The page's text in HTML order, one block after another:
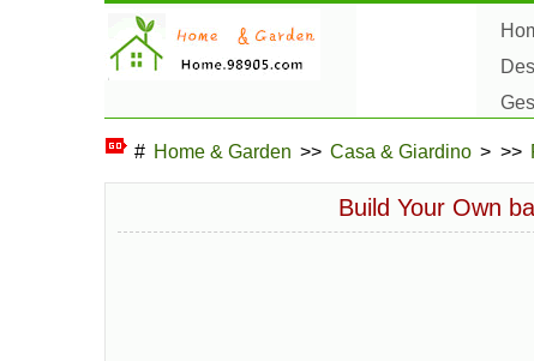
# Home & Garden >> Casa & Giardino > >>
Build Your Own